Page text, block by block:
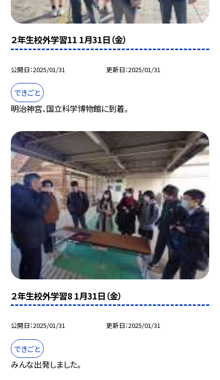
２年生校外学習11 1月31日（金）
公開日 2025/01/31 更新日 2025/01/31
できごと
明治神宮、国立科学博物館に到着。
２年生校外学習8 1月31日（金）
公開日 2025/01/31 更新日 2025/01/31
できごと
みんな出発しました。